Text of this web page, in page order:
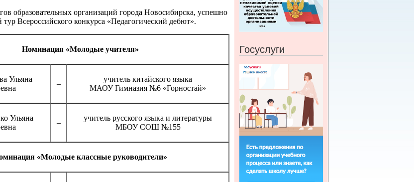
образовательных организаций города Новосибирска, успешно
Всероссийского конкурса «Педагогический дебют».
Номинация «Молодые учителя»
Ульяна
–
учитель китайского языка
МАОУ Гимназия №6 «Горностай»
Ульяна
–
учитель русского языка и литературы
МБОУ СОШ №155
«Молодые классные руководители»
Госуслуги